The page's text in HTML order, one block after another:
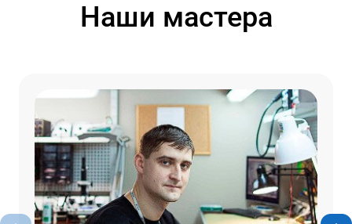
Наши мастера